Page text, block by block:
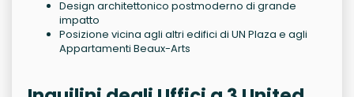
Design architettonico postmoderno di grande
impatto
Posizione vicina agli altri edifici di UN Plaza e agli
Appartamenti Beaux-Arts